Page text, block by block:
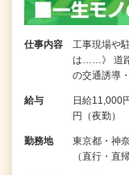
仕事内容
工事現場や
は……》 道
の交通誘導
給与
日給11,000
円（夜勤）
勤務地
東京都・神
（直行・直